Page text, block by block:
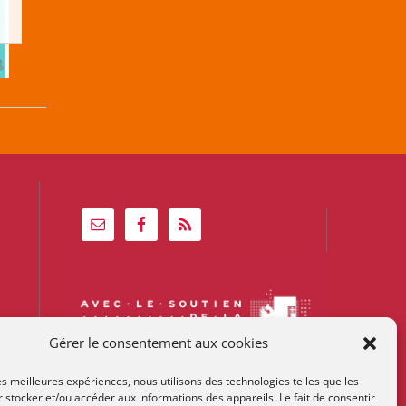
Gérer le consentement aux cookies
meilleures expériences, nous utilisons des technologies telles que les
stocker et/ou accéder aux informations des appareils. Le fait de consentir